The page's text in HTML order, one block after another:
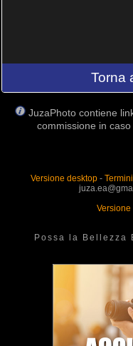
Torna
JuzaPhoto contiene
commissione in
Versione desktop-
Possa la Bellezza